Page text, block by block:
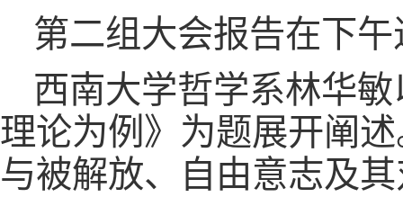
第二组大会报告在下
西南大学哲学系林华
理论为例》为题展开阐
与被解放、自由意志及